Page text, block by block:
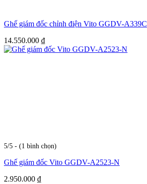
Ghế giám đốc chỉnh điện Vito GGDV-A339C
14.550.000 ₫
5/5 - (1 bình chọn)
Ghế giám đốc Vito GGDV-A2523-N
2.950.000 ₫